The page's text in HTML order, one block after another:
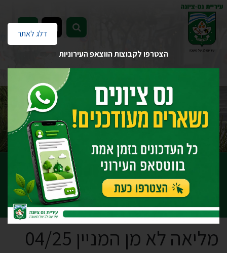
הצטרפו לקבוצות הווצאפ העירוניות
דלג לאתר EN
שקיפות
ישיבות מועצת עיר
מליאה לא מן המניין 04/25
מליאה לא מן המניין 04/25
מליאה לא מן המניין 04/25